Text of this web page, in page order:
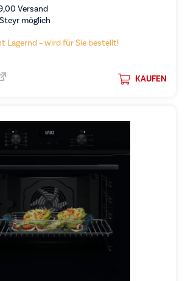
Versand
möglich
Lagernd – wird für Sie bestellt!
KAUFEN